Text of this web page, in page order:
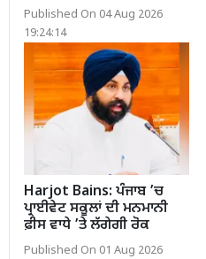
Published On 04 Aug 2026
19:24:14
Harjot Bains: ਪੰਜਾਬ ’ਚ
ਪ੍ਰਾਈਵੇਟ ਸਕੂਲਾਂ ਦੀ ਮਨਮਾਨੀ
ਫ਼ੀਸ ਵਾਧੇ ’ਤੇ ਲੱਗੇਗੀ ਰੋਕ
Published On 01 Aug 2026